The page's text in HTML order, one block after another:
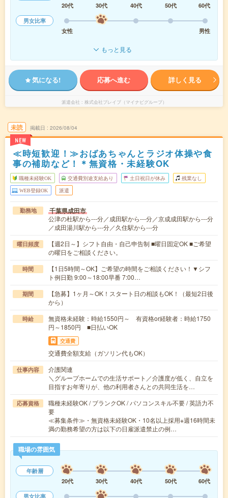
20代
30代 40代 50代
60代
男女比率
女性
男性
もっと見る
気になる! 応募へ進む 詳しく見る
派遣会社 株式会社ブレイブ（マイナビグループ）
未読
NEW
掲載日 2026/08/04
≪時短歓迎！≫おばあちゃんとラジオ体操や食
事の補助など！＊無資格・未経験OK
職種未経験OK 交通費別途支給あり 土日祝日が休み 残業なし
WEB登録OK 派遣
勤務地 千葉県成田市
公津の杜駅から---分／成田駅から---分／京成成田駅から---分
／成田湯川駅から---分／久住駅から---分
曜日頻度
【週2日～】シフト自由・自己申告制 ■曜日固定OK ■ご希望
の曜日をご相談ください。
時間
【1日5時間～OK】ご希望の時間をご相談ください！▼シフ
ト例日勤 9:00～18:00早番 7:00…
期間
【急募】1ヶ月～OK！スタート日の相談もOK！（最短2日後
から）
時給
無資格未経験：時給1550円～ 有資格or経験者：時給1750
円～1850円 ■日払いOK
交通費
交通費全額支給（ガソリン代もOK）
仕事内容
介護関連
＼グループホームでの生活サポート／介護度が低く、自立を
目指すお年寄りが、他の利用者さんとの共同生活を…
応募資格
職種未経験OK / ブランクOK / パソコンスキル不要 / 英語力不
要
≪募集条件≫・無資格未経験OK・10名以上採用※週16時間未
満の勤務希望の方は以下の日雇派遣禁止の例…
職場の雰囲気
年齢層
20代
30代 40代 50代
60代
男女比率